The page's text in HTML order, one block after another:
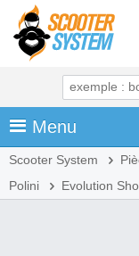
Menu
Scooter System
Polini
Evolution